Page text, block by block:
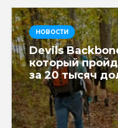
НОВОСТИ
Devils
который
за 20 тысяч